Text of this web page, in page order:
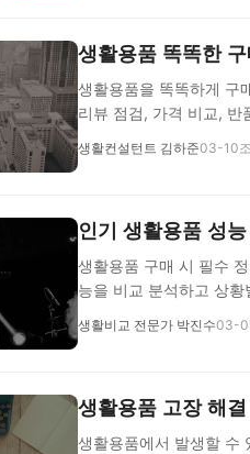
생활용품 똑똑한
생활용품을 똑똑하게 구
리뷰 점검, 가격 비교, 반
생활컨설턴트 김하준03-10
인기 생활용품 성
생활용품 구매 시 필수
능을 비교 분석하고 상
생활비교 전문가 박진수03-
생활용품 고장 해
생활용품에서 발생할 수